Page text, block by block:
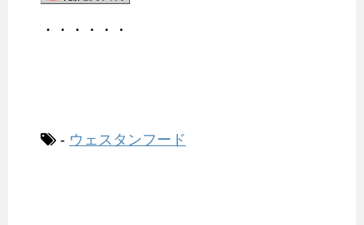
・・・・・・
- ウェスタンフード